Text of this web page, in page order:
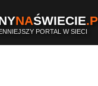
NAŚWIECIE
PORTAL W SIECI